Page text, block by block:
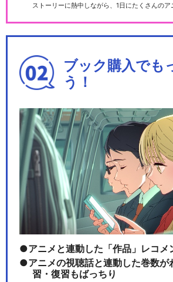
平助 篇
ミュージ
組奇譚
ミュージ
U-MYU
ストーリーに熱中しながら、1日にたくさんのア
ブック購入でも
う！
アニメと連動した「作品」レコメ
アニメの視聴話と連動した巻数が
習・復習もばっちり